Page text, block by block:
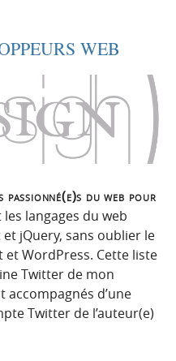
WEB
du web pour
langages du web
et jQuery, sans oublier le
WordPress. Cette liste
Twitter de mon
accompagnés d’une
Twitter de l’auteur(e)